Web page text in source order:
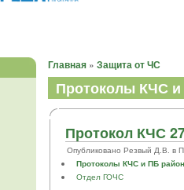
Главная» Защита от ЧС
Протоколы КЧС
Протокол КЧС
Опубликовано Резвый Д.В. в
Протоколы КЧС и ПБ
Отдел ГОЧС